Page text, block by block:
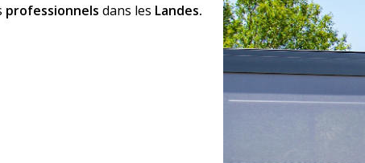
professionnels dans les Landes.